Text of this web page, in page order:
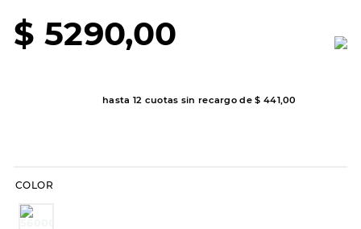
$ 5290,00
hasta 12 cuotas sin recargo de$ 441,00
COLOR
9.
slip-ins